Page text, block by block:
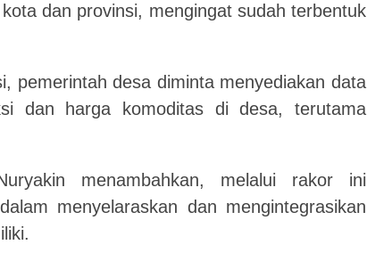
dan provinsi, mengingat sudah terbentuk
pemerintah desa diminta menyediakan data
dan harga komoditas di desa, terutama
menambahkan, melalui rakor ini
menyelaraskan dan mengintegrasikan